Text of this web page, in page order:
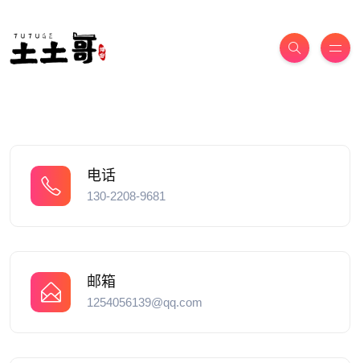
电话
130-2208-9681
邮箱
1254056139@qq.com